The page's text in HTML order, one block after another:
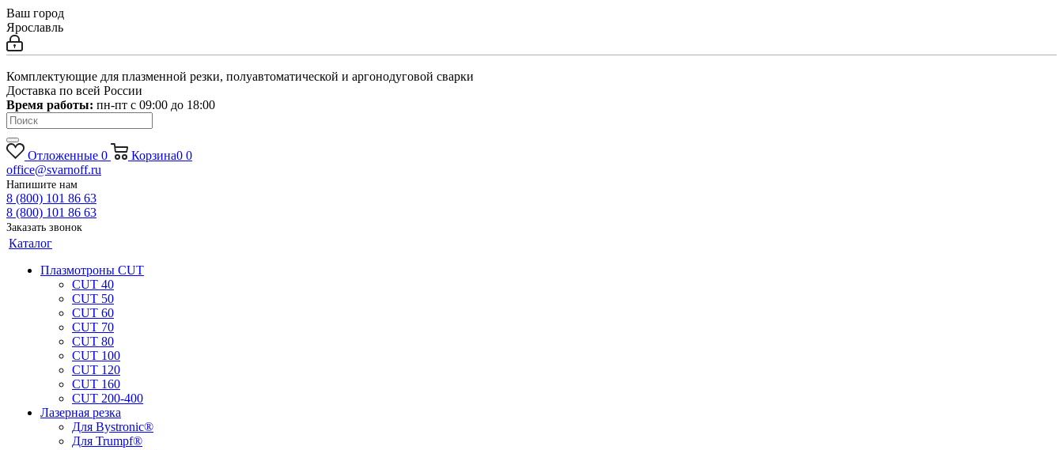
Ваш город
Ярославль
Комплектующие для плазменной резки, полуавтоматической и аргонодуговой сварки
Доставка по всей России
Время работы: пн-пт c 09:00 до 18:00
Отложенные 0 Корзина0 0
office@svarnoff.ru
Напишите нам
8 (800) 101 86 63
8 (800) 101 86 63
Заказать звонок
Каталог
Плазмотроны CUT
CUT 40
CUT 50
CUT 60
CUT 70
CUT 80
CUT 100
CUT 120
CUT 160
CUT 200-400
Лазерная резка
Для Bystronic®
Для Trumpf®